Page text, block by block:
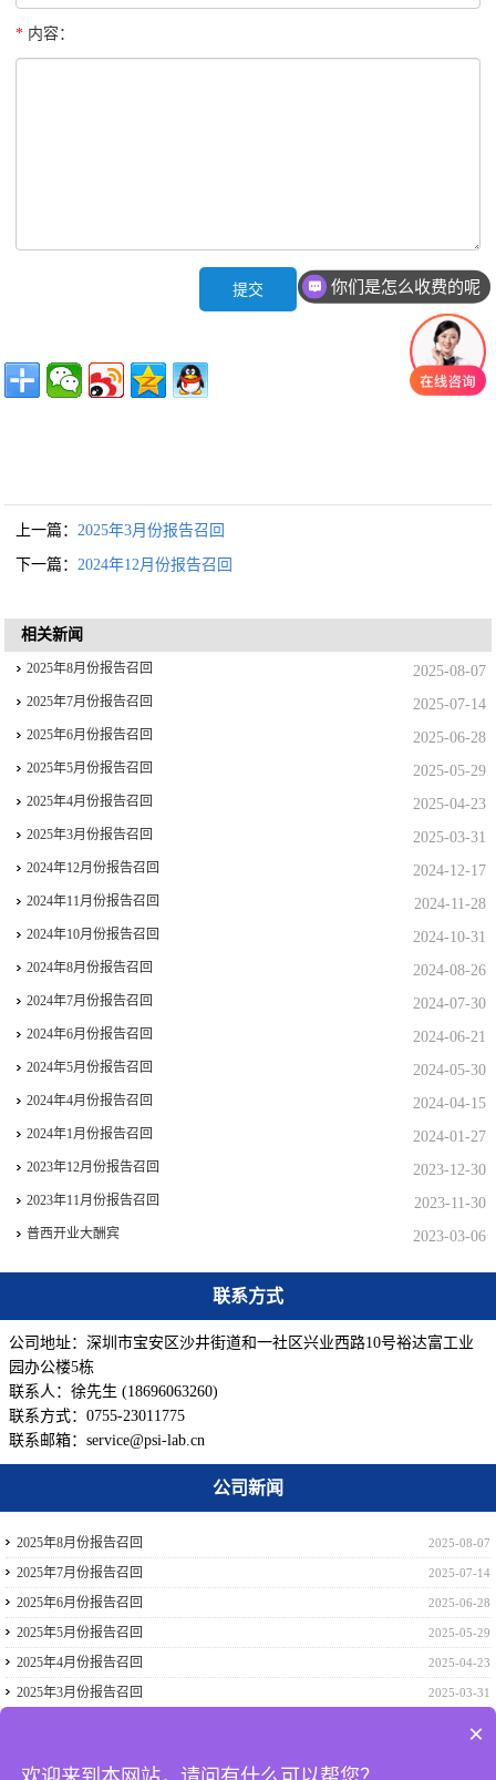
* 内容：
上一篇：2025年3月份报告召回
下一篇：2024年12月份报告召回
相关新闻
2025-08-07
2025年8月份报告召回
2025-07-14
2025年7月份报告召回
2025-06-28
2025年6月份报告召回
2025-05-29
2025年5月份报告召回
2025-04-23
2025年4月份报告召回
2025-03-31
2025年3月份报告召回
2024-12-17
2024年12月份报告召回
2024-11-28
2024年11月份报告召回
2024-10-31
2024年10月份报告召回
2024-08-26
2024年8月份报告召回
2024-07-30
2024年7月份报告召回
2024-06-21
2024年6月份报告召回
2024-05-30
2024年5月份报告召回
2024-04-15
2024年4月份报告召回
2024-01-27
2024年1月份报告召回
2023-12-30
2023年12月份报告召回
2023-11-30
2023年11月份报告召回
2023-03-06
普西开业大酬宾
联系方式
公司地址：深圳市宝安区沙井街道和一社区兴业西路10号裕达富工业
园办公楼5栋
联系人：徐先生 (18696063260)
联系方式：0755-23011775
联系邮箱：service@psi-lab.cn
公司新闻
2025-08-07
2025年8月份报告召回
2025-07-14
2025年7月份报告召回
2025-06-28
2025年6月份报告召回
2025-05-29
2025年5月份报告召回
2025-04-23
2025年4月份报告召回
2025-03-31
2025年3月份报告召回
你们是怎么收费的呢
×